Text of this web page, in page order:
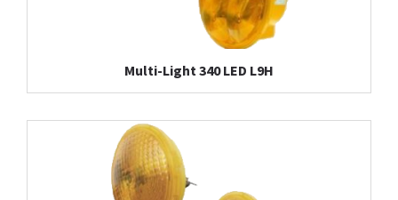
Multi-Light 340 LED L9H